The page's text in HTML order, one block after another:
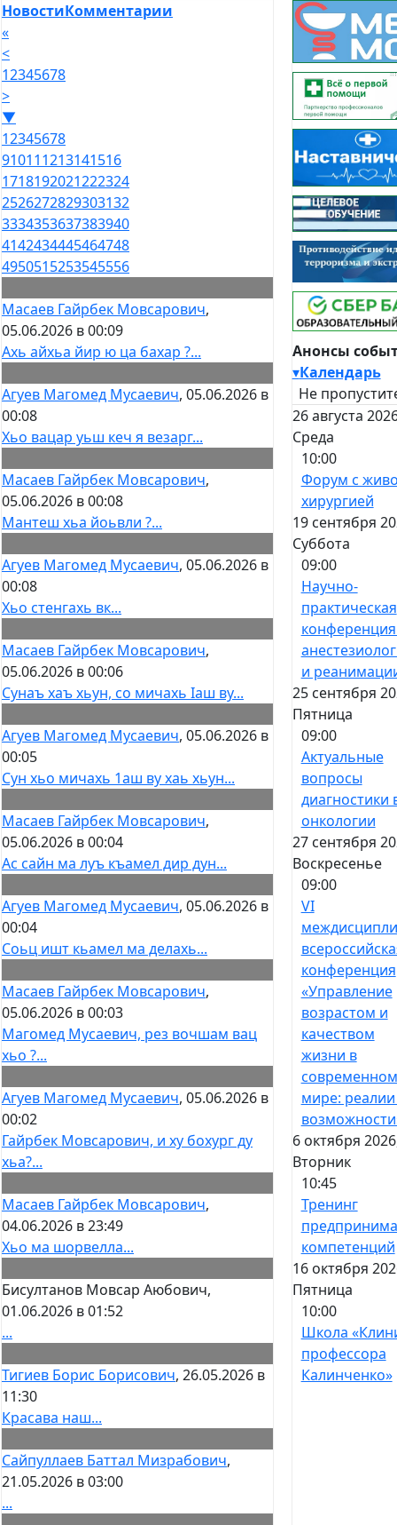
НовостиКомментарии
«
<
12345678
>
▼
12345678
910111213141516
1718192021222324
2526272829303132
3334353637383940
4142434445464748
4950515253545556
Масаев Гайрбек Мовсарович,
05.06.2026 в 00:09
Ахь айхьа йир ю ца бахар ?...
Агуев Магомед Мусаевич, 05.06.2026 в
00:08
Хьо вацар уьш кеч я везарг...
Масаев Гайрбек Мовсарович,
05.06.2026 в 00:08
Мантеш хьа йоьвли ?...
Агуев Магомед Мусаевич, 05.06.2026 в
00:08
Хьо стенгахь вк...
Масаев Гайрбек Мовсарович,
05.06.2026 в 00:06
Сунаъ хаъ хьун, со мичахь Ӏаш ву...
Агуев Магомед Мусаевич, 05.06.2026 в
00:05
Сун хьо мичахь 1аш ву хаь хьун...
Масаев Гайрбек Мовсарович,
05.06.2026 в 00:04
Ас сайн ма луъ къамел дир дун...
Агуев Магомед Мусаевич, 05.06.2026 в
00:04
Соьц ишт кьамел ма делахь...
Масаев Гайрбек Мовсарович,
05.06.2026 в 00:03
Магомед Мусаевич, рез вочшам вац
хьо ?...
Агуев Магомед Мусаевич, 05.06.2026 в
00:02
Гайрбек Мовсарович, и ху бохург ду
хьа?...
Масаев Гайрбек Мовсарович,
04.06.2026 в 23:49
Хьо ма шорвелла...
Бисултанов Мовсар Аюбович,
01.06.2026 в 01:52
...
Тигиев Борис Борисович, 26.05.2026 в
11:30
Красава наш...
Сайпуллаев Баттал Мизрабович,
21.05.2026 в 03:00
...
Анонсы
▾Календарь
Не
26 августа
Среда
10:00
Форум с
хирургией
19 сентября
Суббота
09:00
Научно-
практическая
и
25 сентября
Пятница
09:00
Актуальные
вопросы
диагностики
онкологии
27 сентября
Воскресенье
09:00
VI
конференция
«Управление
возрастом и
качеством
жизни в
современном
мире:
6 октября
Вторник
10:45
Тренинг
компетенций
16 октября
Пятница
10:00
Школа
профессора
Калинченко»